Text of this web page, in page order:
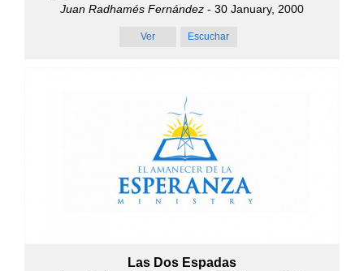
Juan Radhamés Fernández - 30 January, 2000
Ver Escuchar
Las Dos Espadas